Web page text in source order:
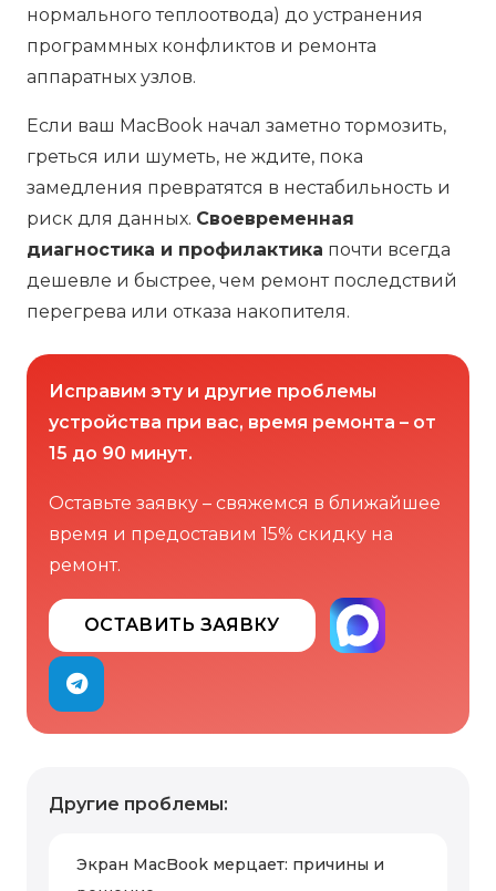
нормального теплоотвода) до устранения
программных конфликтов и ремонта
аппаратных узлов.
Если ваш MacBook начал заметно тормозить,
греться или шуметь, не ждите, пока
замедления превратятся в нестабильность и
риск для данных. Своевременная
диагностика и профилактика почти всегда
дешевле и быстрее, чем ремонт последствий
перегрева или отказа накопителя.
Исправим эту и другие проблемы
устройства при вас, время ремонта – от
15 до 90 минут.
Оставьте заявку – свяжемся в ближайшее
время и предоставим 15% скидку на
ремонт.
ОСТАВИТЬ ЗАЯВКУ
Другие проблемы:
Экран MacBook мерцает: причины и